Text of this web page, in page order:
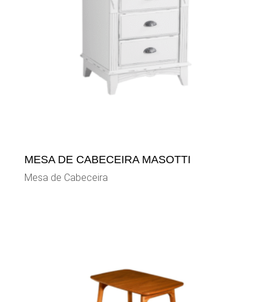
MESA DE CABECEIRA MASOTTI
Mesa de Cabeceira